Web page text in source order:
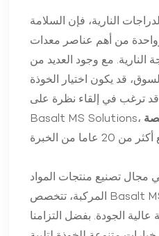
النارية، فإن السلامة
من أهم عناصر معدات
النارية. مع وجود العديد من
قد يكون اختيار الخوذة
قد ترغب في إلقاء نظرة على
مجال تصنيع منتجات المواد
المركبة، تتخصص Basalt MS Solutions في إنتاج
عالية الجودة. بفضل التزامنا